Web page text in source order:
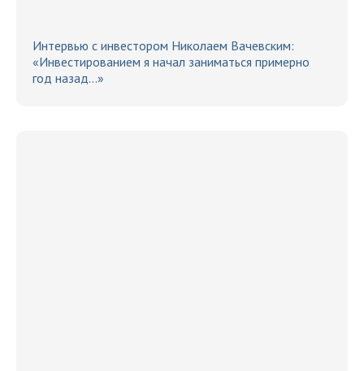
Интервью с инвестором Николаем Вачевским:
«Инвестированием я начал заниматься примерно
год назад…»